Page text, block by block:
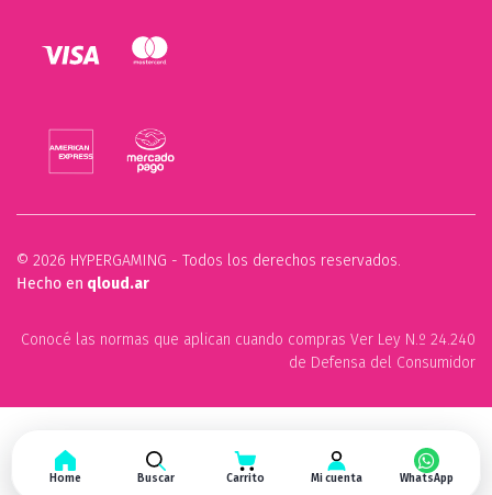
© 2026 HYPERGAMING - Todos los derechos reservados.
Hecho en qloud.ar
Conocé las normas que aplican cuando compras Ver Ley N.º 24.240
de Defensa del Consumidor
Home Buscar Carrito Mi cuenta